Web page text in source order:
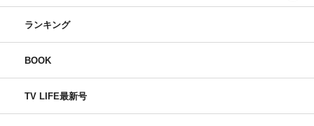
ランキング
BOOK
TV LIFE最新号